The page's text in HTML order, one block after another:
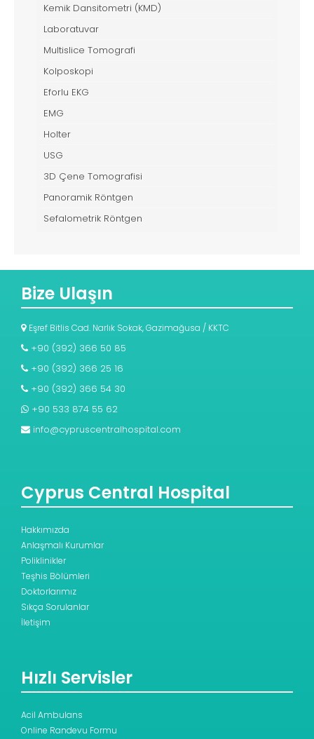
Kemik Dansitometri (KMD)
Laboratuvar
Multislice Tomografi
Kolposkopi
Eforlu EKG
EMG
Holter
USG
3D Çene Tomografisi
Panoramik Röntgen
Sefalometrik Röntgen
Bize Ulaşın
Eşref Bitlis Cad. Narlık Sokak, Gazimağusa / KKTC
+90 (392) 366 50 85
+90 (392) 366 25 16
+90 (392) 366 54 30
+90 533 874 55 62
info@cypruscentralhospital.com
Cyprus Central Hospital
Hakkımızda
Anlaşmalı Kurumlar
Poliklinikler
Teşhis Bölümleri
Doktorlarımız
Sıkça Sorulanlar
İletişim
Hızlı Servisler
Acil Ambulans
Online Randevu Formu